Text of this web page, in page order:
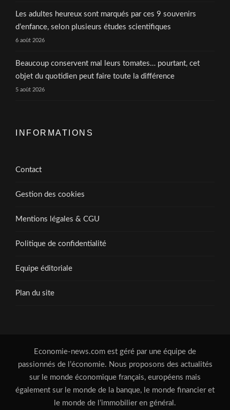
Les adultes heureux sont marqués par ces 9 souvenirs
d’enfance, selon plusieurs études scientifiques
6 août 2026
Beaucoup conservent mal leurs tomates… pourtant, cet
objet du quotidien peut faire toute la différence
5 août 2026
INFORMATIONS
Contact
Gestion des cookies
Mentions légales & CGU
Politique de confidentialité
Equipe éditoriale
Plan du site
Economie-news.com est géré par une équipe de
passionnés de l’économie. Nous proposons des actualités
sur le monde économique français, européens mais
également sur le monde de la banque, le monde financier et
le monde de l’immobilier en général.